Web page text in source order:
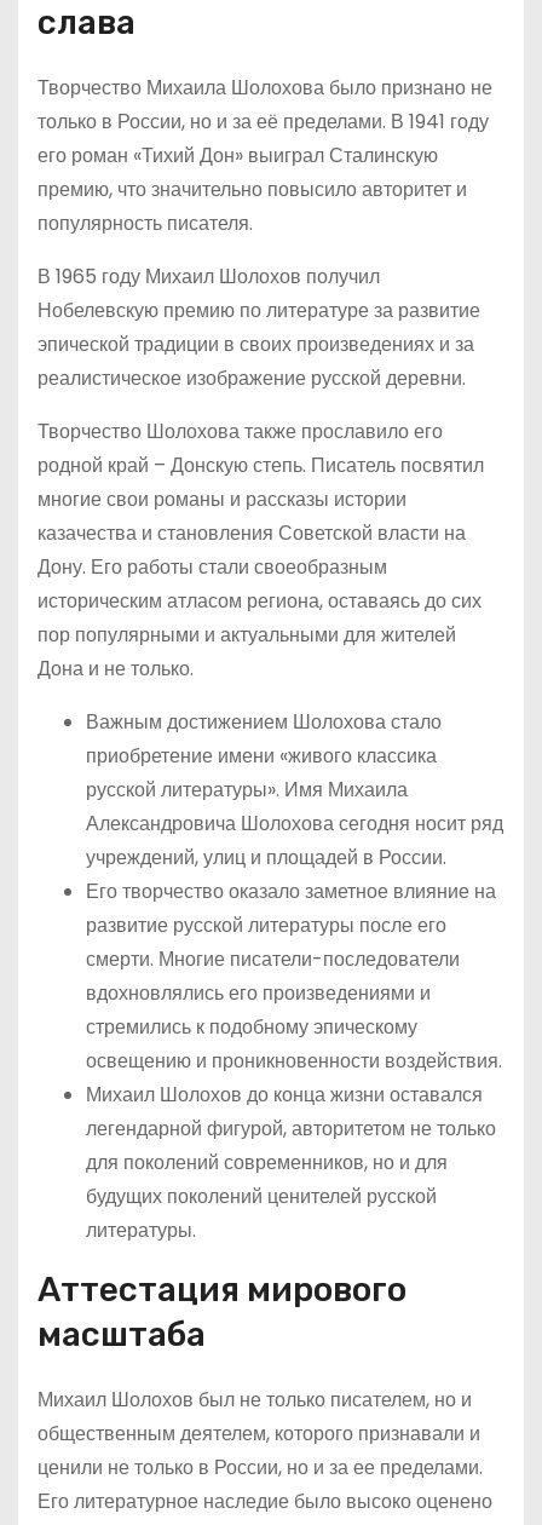
слава
Творчество Михаила Шолохова было признано не
только в России, но и за её пределами. В 1941 году
его роман «Тихий Дон» выиграл Сталинскую
премию, что значительно повысило авторитет и
популярность писателя.
В 1965 году Михаил Шолохов получил
Нобелевскую премию по литературе за развитие
эпической традиции в своих произведениях и за
реалистическое изображение русской деревни.
Творчество Шолохова также прославило его
родной край – Донскую степь. Писатель посвятил
многие свои романы и рассказы истории
казачества и становления Советской власти на
Дону. Его работы стали своеобразным
историческим атласом региона, оставаясь до сих
пор популярными и актуальными для жителей
Дона и не только.
Важным достижением Шолохова стало
приобретение имени «живого классика
русской литературы». Имя Михаила
Александровича Шолохова сегодня носит ряд
учреждений, улиц и площадей в России.
Его творчество оказало заметное влияние на
развитие русской литературы после его
смерти. Многие писатели-последователи
вдохновлялись его произведениями и
стремились к подобному эпическому
освещению и проникновенности воздействия.
Михаил Шолохов до конца жизни оставался
легендарной фигурой, авторитетом не только
для поколений современников, но и для
будущих поколений ценителей русской
литературы.
Аттестация мирового
масштаба
Михаил Шолохов был не только писателем, но и
общественным деятелем, которого признавали и
ценили не только в России, но и за ее пределами.
Его литературное наследие было высоко оценено